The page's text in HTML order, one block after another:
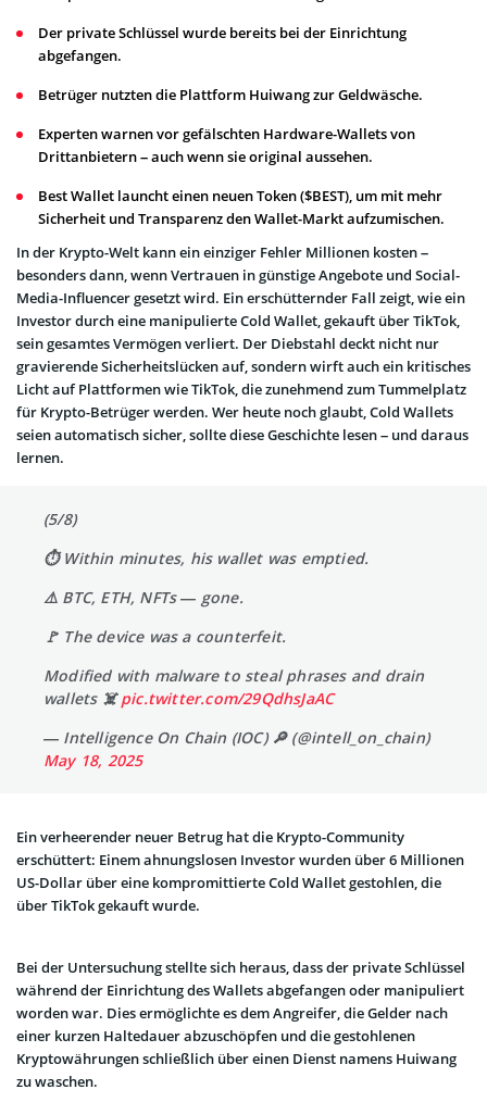
Der private Schlüssel wurde bereits bei der Einrichtung
abgefangen.
Betrüger nutzten die Plattform Huiwang zur Geldwäsche.
Experten warnen vor gefälschten Hardware-Wallets von
Drittanbietern – auch wenn sie original aussehen.
Best Wallet launcht einen neuen Token ($BEST), um mit mehr
Sicherheit und Transparenz den Wallet-Markt aufzumischen.
In der Krypto-Welt kann ein einziger Fehler Millionen kosten –
besonders dann, wenn Vertrauen in günstige Angebote und Social-
Media-Influencer gesetzt wird. Ein erschütternder Fall zeigt, wie ein
Investor durch eine manipulierte Cold Wallet, gekauft über TikTok,
sein gesamtes Vermögen verliert. Der Diebstahl deckt nicht nur
gravierende Sicherheitslücken auf, sondern wirft auch ein kritisches
Licht auf Plattformen wie TikTok, die zunehmend zum Tummelplatz
für Krypto-Betrüger werden. Wer heute noch glaubt, Cold Wallets
seien automatisch sicher, sollte diese Geschichte lesen – und daraus
lernen.
(5/8)
⏱️ Within minutes, his wallet was emptied.
⚠️ BTC, ETH, NFTs — gone.
🚩 The device was a counterfeit.
Modified with malware to steal phrases and drain
wallets ☠️pic.twitter.com/29QdhsJaAC
— Intelligence On Chain (IOC) 🔎 (@intell_on_chain)
May 18, 2025
Ein verheerender neuer Betrug hat die Krypto-Community
erschüttert: Einem ahnungslosen Investor wurden über 6 Millionen
US-Dollar über eine kompromittierte Cold Wallet gestohlen, die
über TikTok gekauft wurde.
Bei der Untersuchung stellte sich heraus, dass der private Schlüssel
während der Einrichtung des Wallets abgefangen oder manipuliert
worden war. Dies ermöglichte es dem Angreifer, die Gelder nach
einer kurzen Haltedauer abzuschöpfen und die gestohlenen
Kryptowährungen schließlich über einen Dienst namens Huiwang
zu waschen.